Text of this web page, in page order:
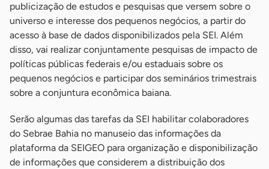
publicização de estudos e pesquisas que versem sobre o
universo e interesse dos pequenos negócios, a partir do
acesso à base de dados disponibilizados pela SEI. Além
disso, vai realizar conjuntamente pesquisas de impacto de
políticas públicas federais e/ou estaduais sobre os
pequenos negócios e participar dos seminários trimestrais
sobre a conjuntura econômica baiana.
Serão algumas das tarefas da SEI habilitar colaboradores
do Sebrae Bahia no manuseio das informações da
plataforma da SEIGEO para organização e disponibilização
de informações que considerem a distribuição dos